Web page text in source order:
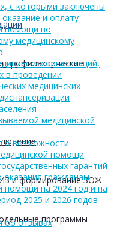
профилактические
и формирование ЗОЖ
программы
с которыми заключены
и оплату
помощи по
медицинскому
организаций,
в проведении
медицинских
медицинской
о возможности
помощи
гарантий
оказания гражданам
помощи на 2024 год и на
2025 и 2026 годов
об отзывах